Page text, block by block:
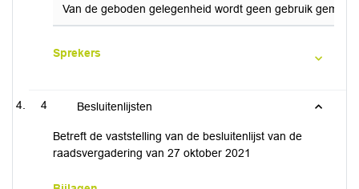
Van de geboden gelegenheid wordt geen gebruik
Sprekers
4 Besluitenlijsten
Betreft de vaststelling van de besluitenlijst van de
raadsvergadering van 27 oktober 2021